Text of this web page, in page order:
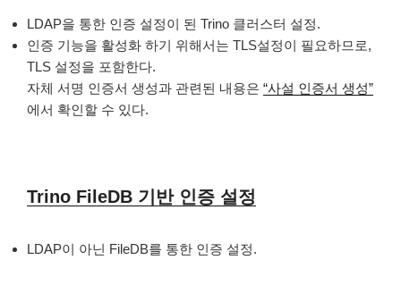
LDAP을 통한 인증 설정이 된 Trino 클러스터 설정.
인증 기능을 활성화 하기 위해서는 TLS설정이 필요하므로,
TLS 설정을 포함한다.
자체 서명 인증서 생성과 관련된 내용은 “사설 인증서 생성”
에서 확인할 수 있다.
Trino FileDB 기반 인증 설정
LDAP이 아닌 FileDB를 통한 인증 설정.